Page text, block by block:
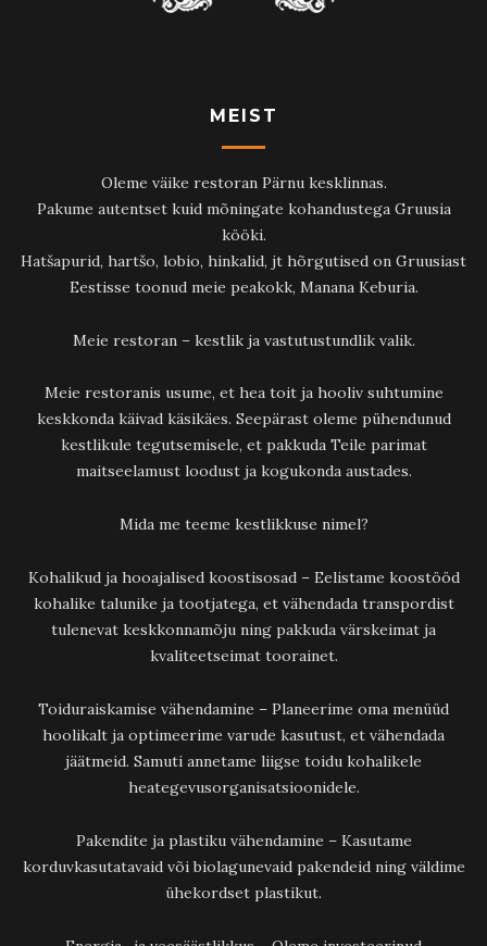
MEIST
Oleme väike restoran Pärnu kesklinnas.
Pakume autentset kuid mõningate kohandustega Gruusia
kööki.
Hatšapurid, hartšo, lobio, hinkalid, jt hõrgutised on Gruusiast
Eestisse toonud meie peakokk, Manana Keburia.
Meie restoran – kestlik ja vastutustundlik valik.
Meie restoranis usume, et hea toit ja hooliv suhtumine
keskkonda käivad käsikäes. Seepärast oleme pühendunud
kestlikule tegutsemisele, et pakkuda Teile parimat
maitseelamust loodust ja kogukonda austades.
Mida me teeme kestlikkuse nimel?
Kohalikud ja hooajalised koostisosad – Eelistame koostööd
kohalike talunike ja tootjatega, et vähendada transpordist
tulenevat keskkonnamõju ning pakkuda värskeimat ja
kvaliteetseimat toorainet.
Toiduraiskamise vähendamine – Planeerime oma menüüd
hoolikalt ja optimeerime varude kasutust, et vähendada
jäätmeid. Samuti annetame liigse toidu kohalikele
heategevusorganisatsioonidele.
Pakendite ja plastiku vähendamine – Kasutame
korduvkasutatavaid või biolagunevaid pakendeid ning väldime
ühekordset plastikut.